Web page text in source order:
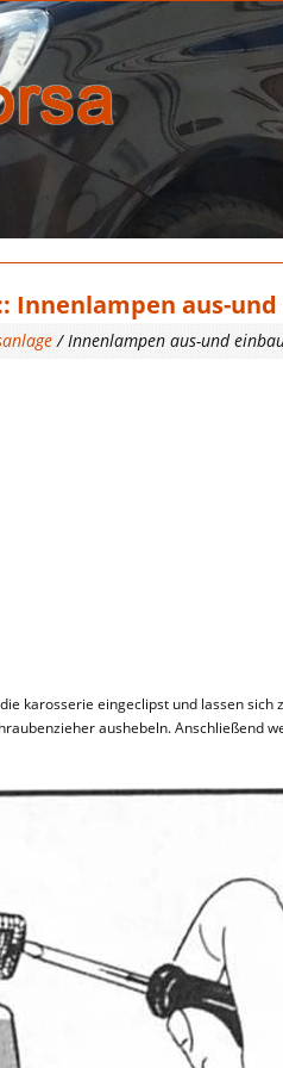
Innenlampen aus-
/ Innenlampen aus-und
karosserie eingeclipst und lassen sich
aushebeln. Anschließend